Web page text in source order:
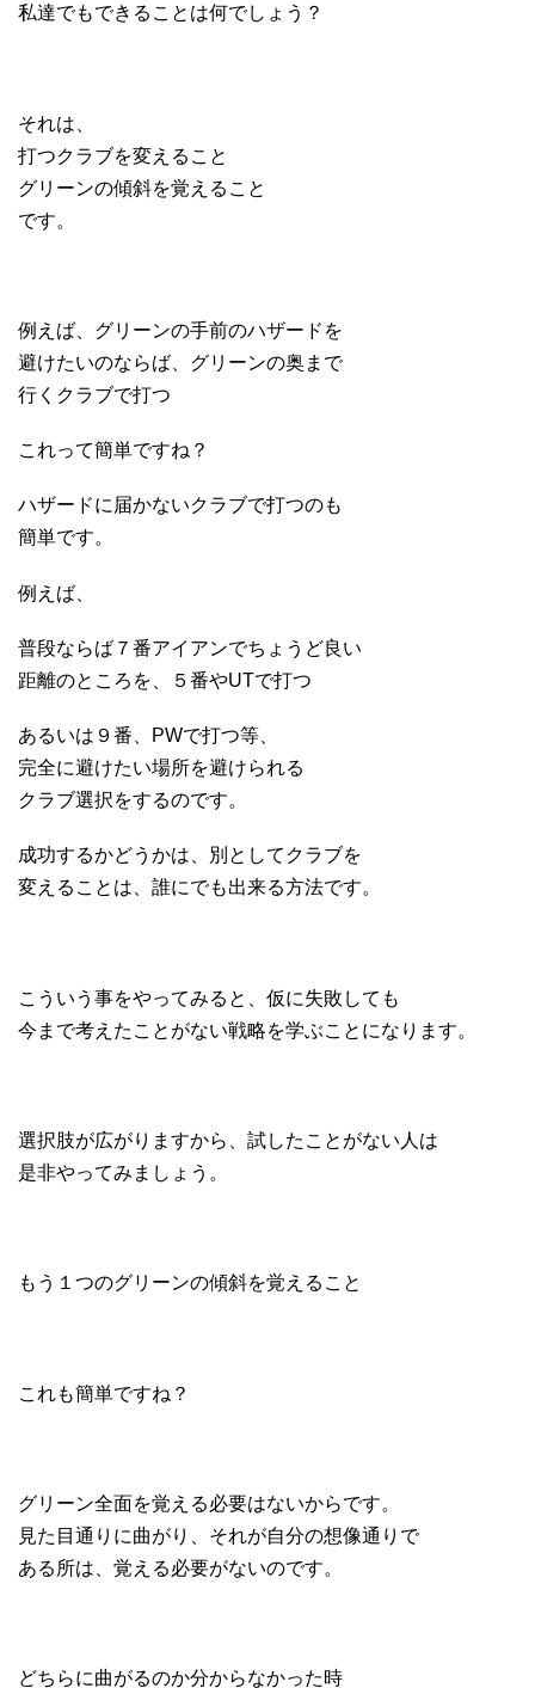
私達でもできることは何でしょう？
それは、
打つクラブを変えること
グリーンの傾斜を覚えること
です。
例えば、グリーンの手前のハザードを
避けたいのならば、グリーンの奥まで
行くクラブで打つ
これって簡単ですね？
ハザードに届かないクラブで打つのも
簡単です。
例えば、
普段ならば７番アイアンでちょうど良い
距離のところを、５番やUTで打つ
あるいは９番、PWで打つ等、
完全に避けたい場所を避けられる
クラブ選択をするのです。
成功するかどうかは、別としてクラブを
変えることは、誰にでも出来る方法です。
こういう事をやってみると、仮に失敗しても
今まで考えたことがない戦略を学ぶことになります。
選択肢が広がりますから、試したことがない人は
是非やってみましょう。
もう１つのグリーンの傾斜を覚えること
これも簡単ですね？
グリーン全面を覚える必要はないからです。
見た目通りに曲がり、それが自分の想像通りで
ある所は、覚える必要がないのです。
どちらに曲がるのか分からなかった時